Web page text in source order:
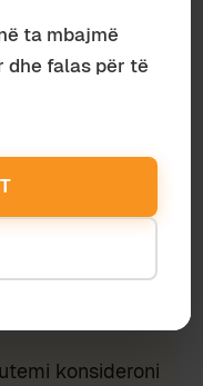
të fjalës
sent to your email.
Subscribe
konsideroni
ta mbajmë
dhe falas për të